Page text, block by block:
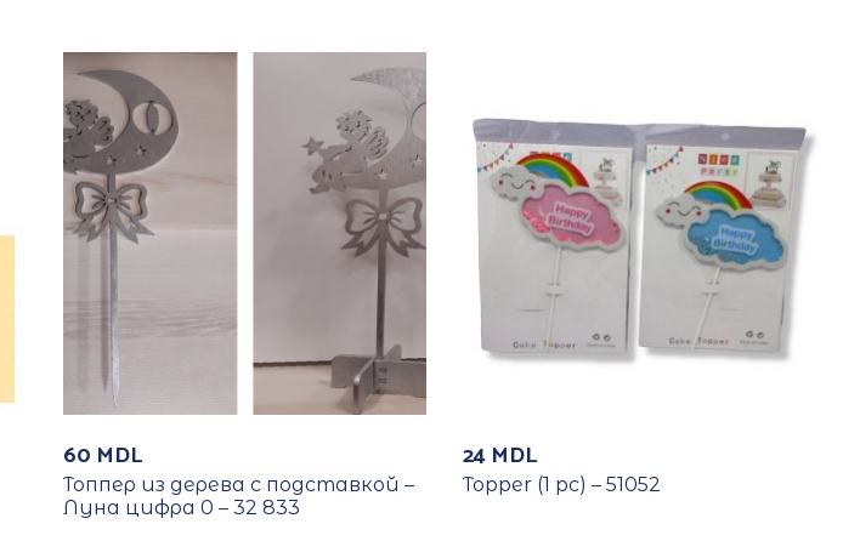
60 MDL
Топпер из дерева с подставкой –
Луна цифра 0 – 32 833
24 MDL
Topper (1 pc) – 51052